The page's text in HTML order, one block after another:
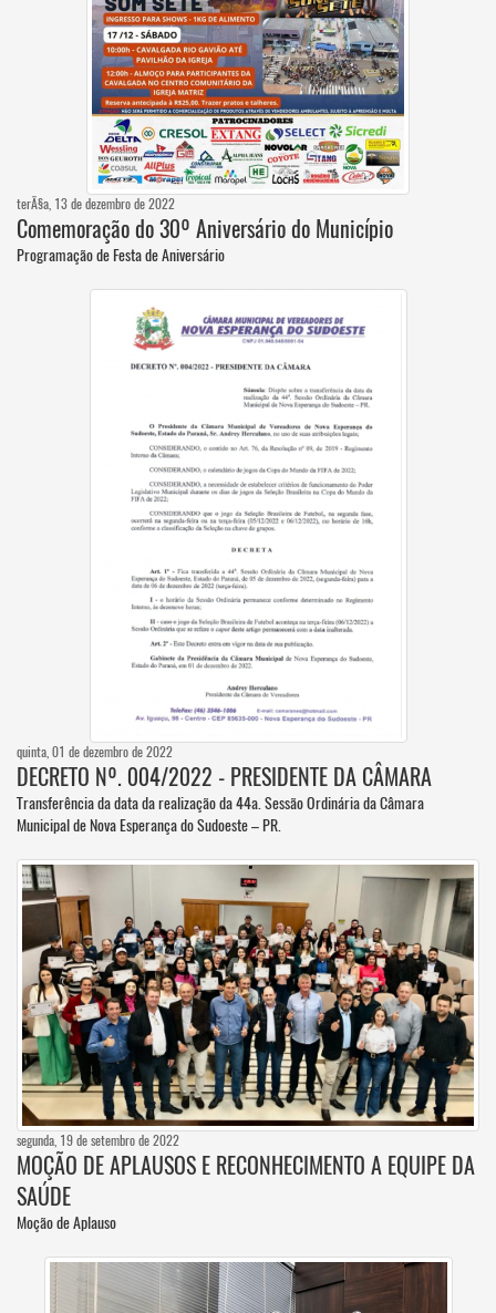
terÃ§a, 13 de dezembro de 2022
Comemoração do 30º Aniversário do Município
Programação de Festa de Aniversário
quinta, 01 de dezembro de 2022
DECRETO Nº. 004/2022 - PRESIDENTE DA CÂMARA
Transferência da data da realização da 44a. Sessão Ordinária da Câmara
Municipal de Nova Esperança do Sudoeste – PR.
segunda, 19 de setembro de 2022
MOÇÃO DE APLAUSOS E RECONHECIMENTO A EQUIPE DA
SAÚDE
Moção de Aplauso